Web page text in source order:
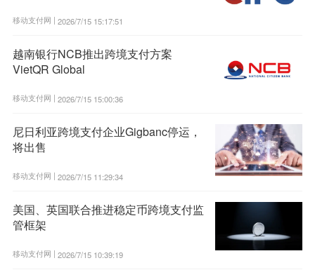
移动支付网 | 2026/7/15 15:17:51
越南银行NCB推出跨境支付方案
VietQR Global
移动支付网 | 2026/7/15 15:00:36
尼日利亚跨境支付企业Gigbanc停运，
将出售
移动支付网 | 2026/7/15 11:29:34
美国、英国联合推进稳定币跨境支付监
管框架
移动支付网 | 2026/7/15 10:39:19